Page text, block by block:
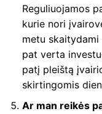
Reguliuojamos
kurie nori
metu
pat verta
patį pleištą
skirtingomis
Ar man reikės